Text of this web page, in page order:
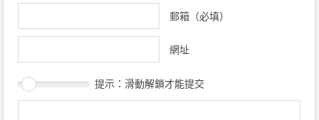
郵箱（必填）
網址
提示：滑動解鎖才能提交